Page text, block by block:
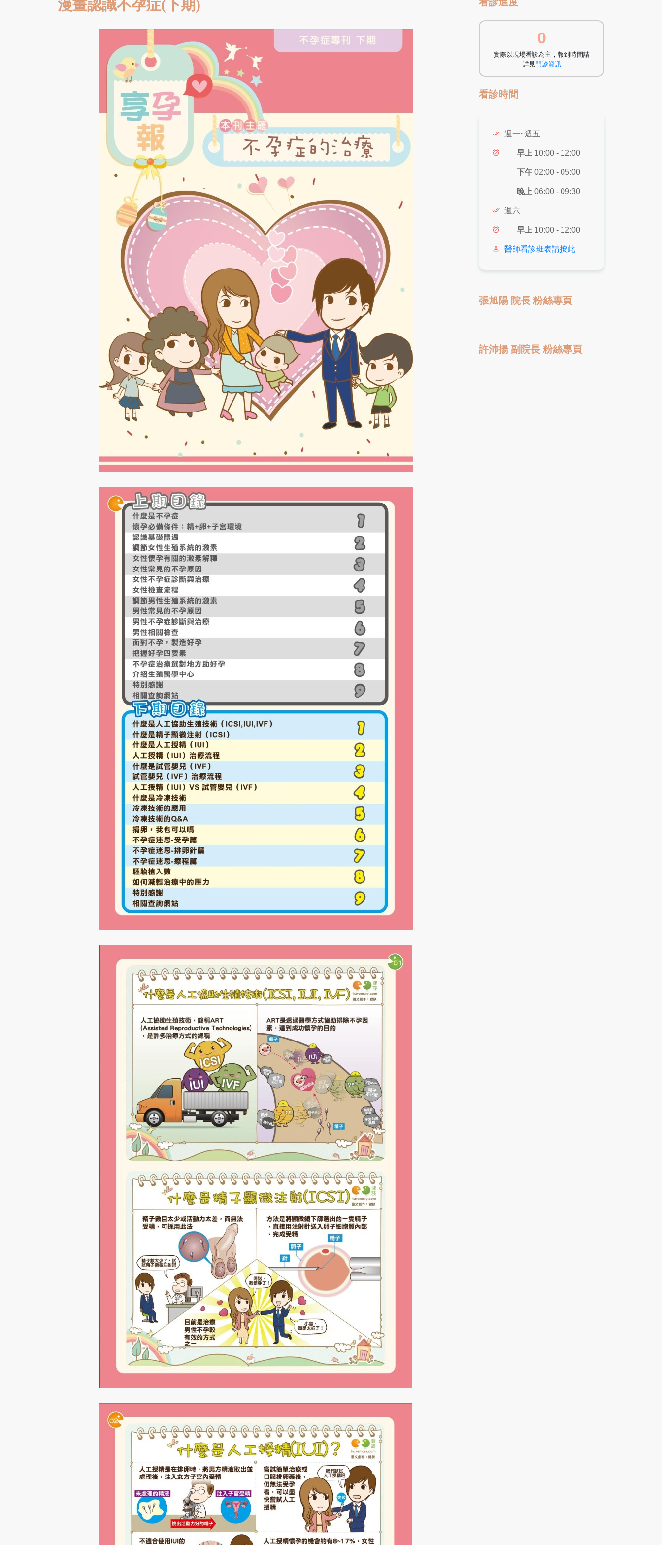
漫畫認識不孕症(下期)
0
實際以現場看診為主，報到時間請
詳見門診資訊
看診時間
done_all 週一~週五
alarm_on 早上 10:00 - 12:00
下午 02:00 - 05:00
晚上 06:00 - 09:30
done_all 週六
alarm_on 早上 10:00 - 12:00
person_outline 醫師看診班表請按此
張旭陽 院長 粉絲專頁
許沛揚 副院長 粉絲專頁